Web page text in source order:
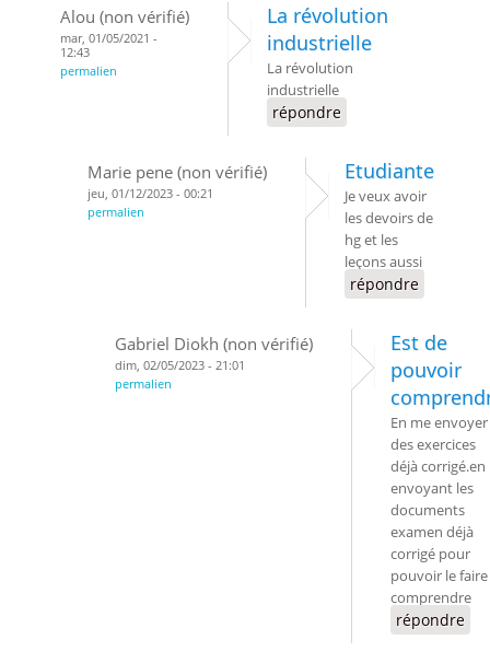
Alou (non vérifié)
mar, 01/05/2021 -
12:43
permalien
La révolution
industrielle
La révolution
industrielle
répondre
Marie pene (non vérifié)
jeu, 01/12/2023 - 00:21
permalien
Etudiante
Je veux avoir
les devoirs de
hg et les
leçons aussi
répondre
Gabriel Diokh (non vérifié)
dim, 02/05/2023 - 21:01
permalien
Est de
pouvoir
En me envoyer
des exercices
déjà corrigé.en
envoyant les
documents
examen déjà
corrigé pour
pouvoir le
comprendre
répondre